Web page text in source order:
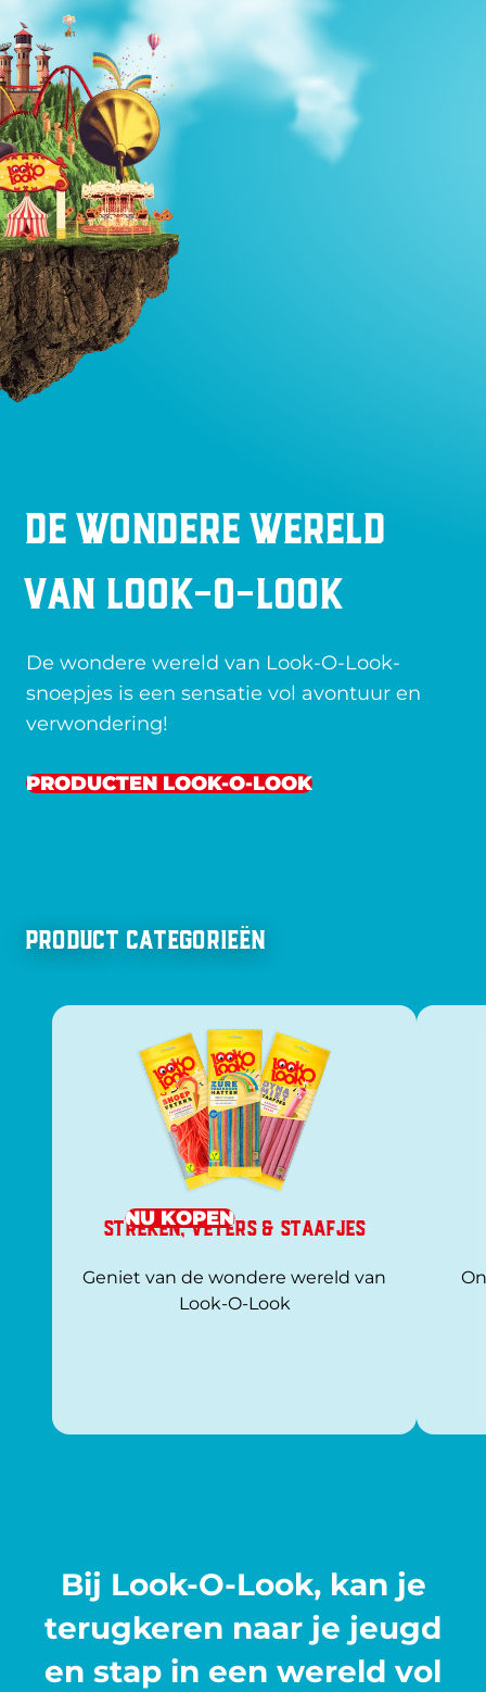
De wondere wereld
van Look-O-Look
De wondere wereld van Look-O-Look-
snoepjes is een sensatie vol avontuur en
verwondering!
PRODUCTEN LOOK-O-LOOK
Product Categorieën
Streken, veters & staafjes
Geniet van de wondere wereld van
Look-O-Look
NU KOPEN
Bij Look-O-Look, kan je
terugkeren naar je jeugd
en stap in een wereld vol